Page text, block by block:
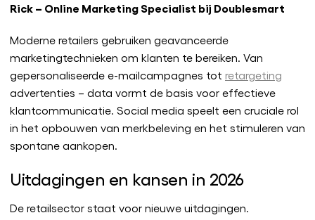
Rick – Online Marketing Specialist bij Doublesmart
Moderne retailers gebruiken geavanceerde
marketingtechnieken om klanten te bereiken. Van
gepersonaliseerde e-mailcampagnes tot retargeting
advertenties – data vormt de basis voor effectieve
klantcommunicatie. Social media speelt een cruciale rol
in het opbouwen van merkbeleving en het stimuleren van
spontane aankopen.
Uitdagingen en kansen in 2026
De retailsector staat voor nieuwe uitdagingen.